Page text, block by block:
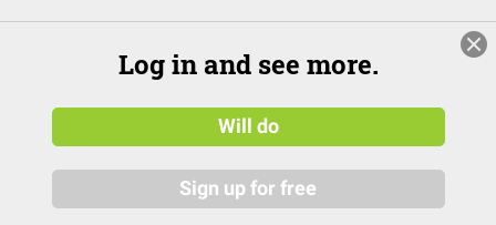
Log in and see more.
Will do
Sign up for free